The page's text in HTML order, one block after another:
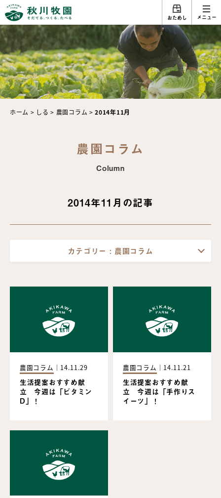
おためし メニュー
ホーム > しる > 農園コラム >2014年11月
農園コラム
Column
2014年11月の記事
カテゴリー : 農園コラム
農園コラム ｜ 14.11.29
生活提案おすすめ献
立 今週は「ビタミン
D」！
農園コラム ｜ 14.11.21
生活提案おすすめ献
立 今週は「手作りス
イーツ」！